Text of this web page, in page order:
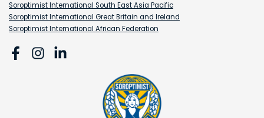
Soroptimist International South East Asia Pacific
Soroptimist International Great Britain and Ireland
Soroptimist International African Federation